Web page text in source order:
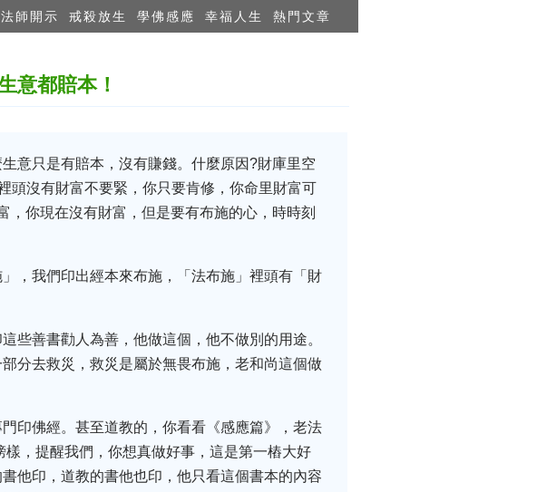
法師開示 戒殺放生 學佛感應 幸福人生 熱門文章
意都賠本！
意只是有賠本，沒有賺錢。什麼原因?財庫里空
頭沒有財富不要緊，你只要肯修，你命里財富可
你現在沒有財富，但是要有布施的心，時時刻
，我們印出經本來布施，「法布施」裡頭有「財
些善書勸人為善，他做這個，他不做別的用途。
分去救災，救災是屬於無畏布施，老和尚這個做
印佛經。甚至道教的，你看看《感應篇》，老法
，提醒我們，你想真做好事，這是第一樁大好
他印，道教的書他也印，他只看這個書本的內容